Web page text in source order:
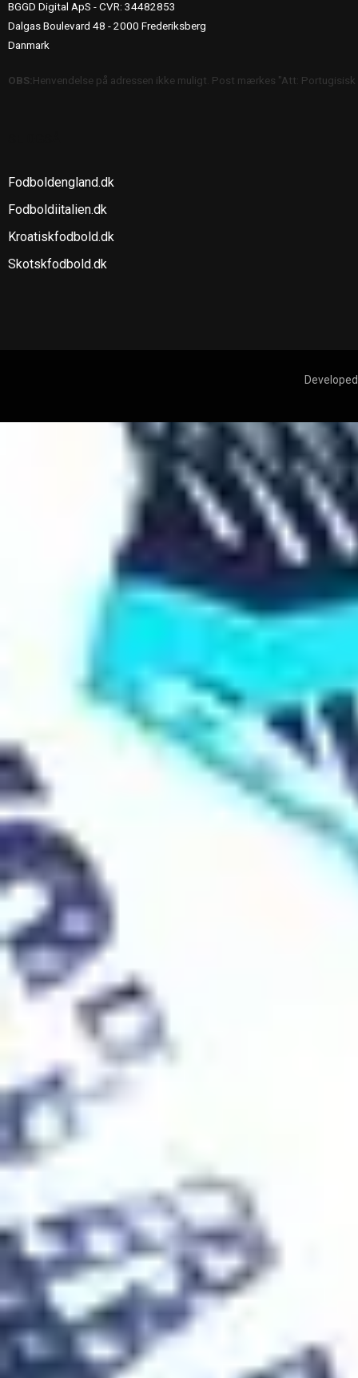
BGGD Digital ApS - CVR: 34482853
Dalgas Boulevard 48 - 2000 Frederiksberg
Danmark
OBS:Henvendelse på adressen ikke muligt. Post mærkes "Att:
Fodboldengland.dk
Fodboldiitalien.dk
Kroatiskfodbold.dk
Skotskfodbold.dk